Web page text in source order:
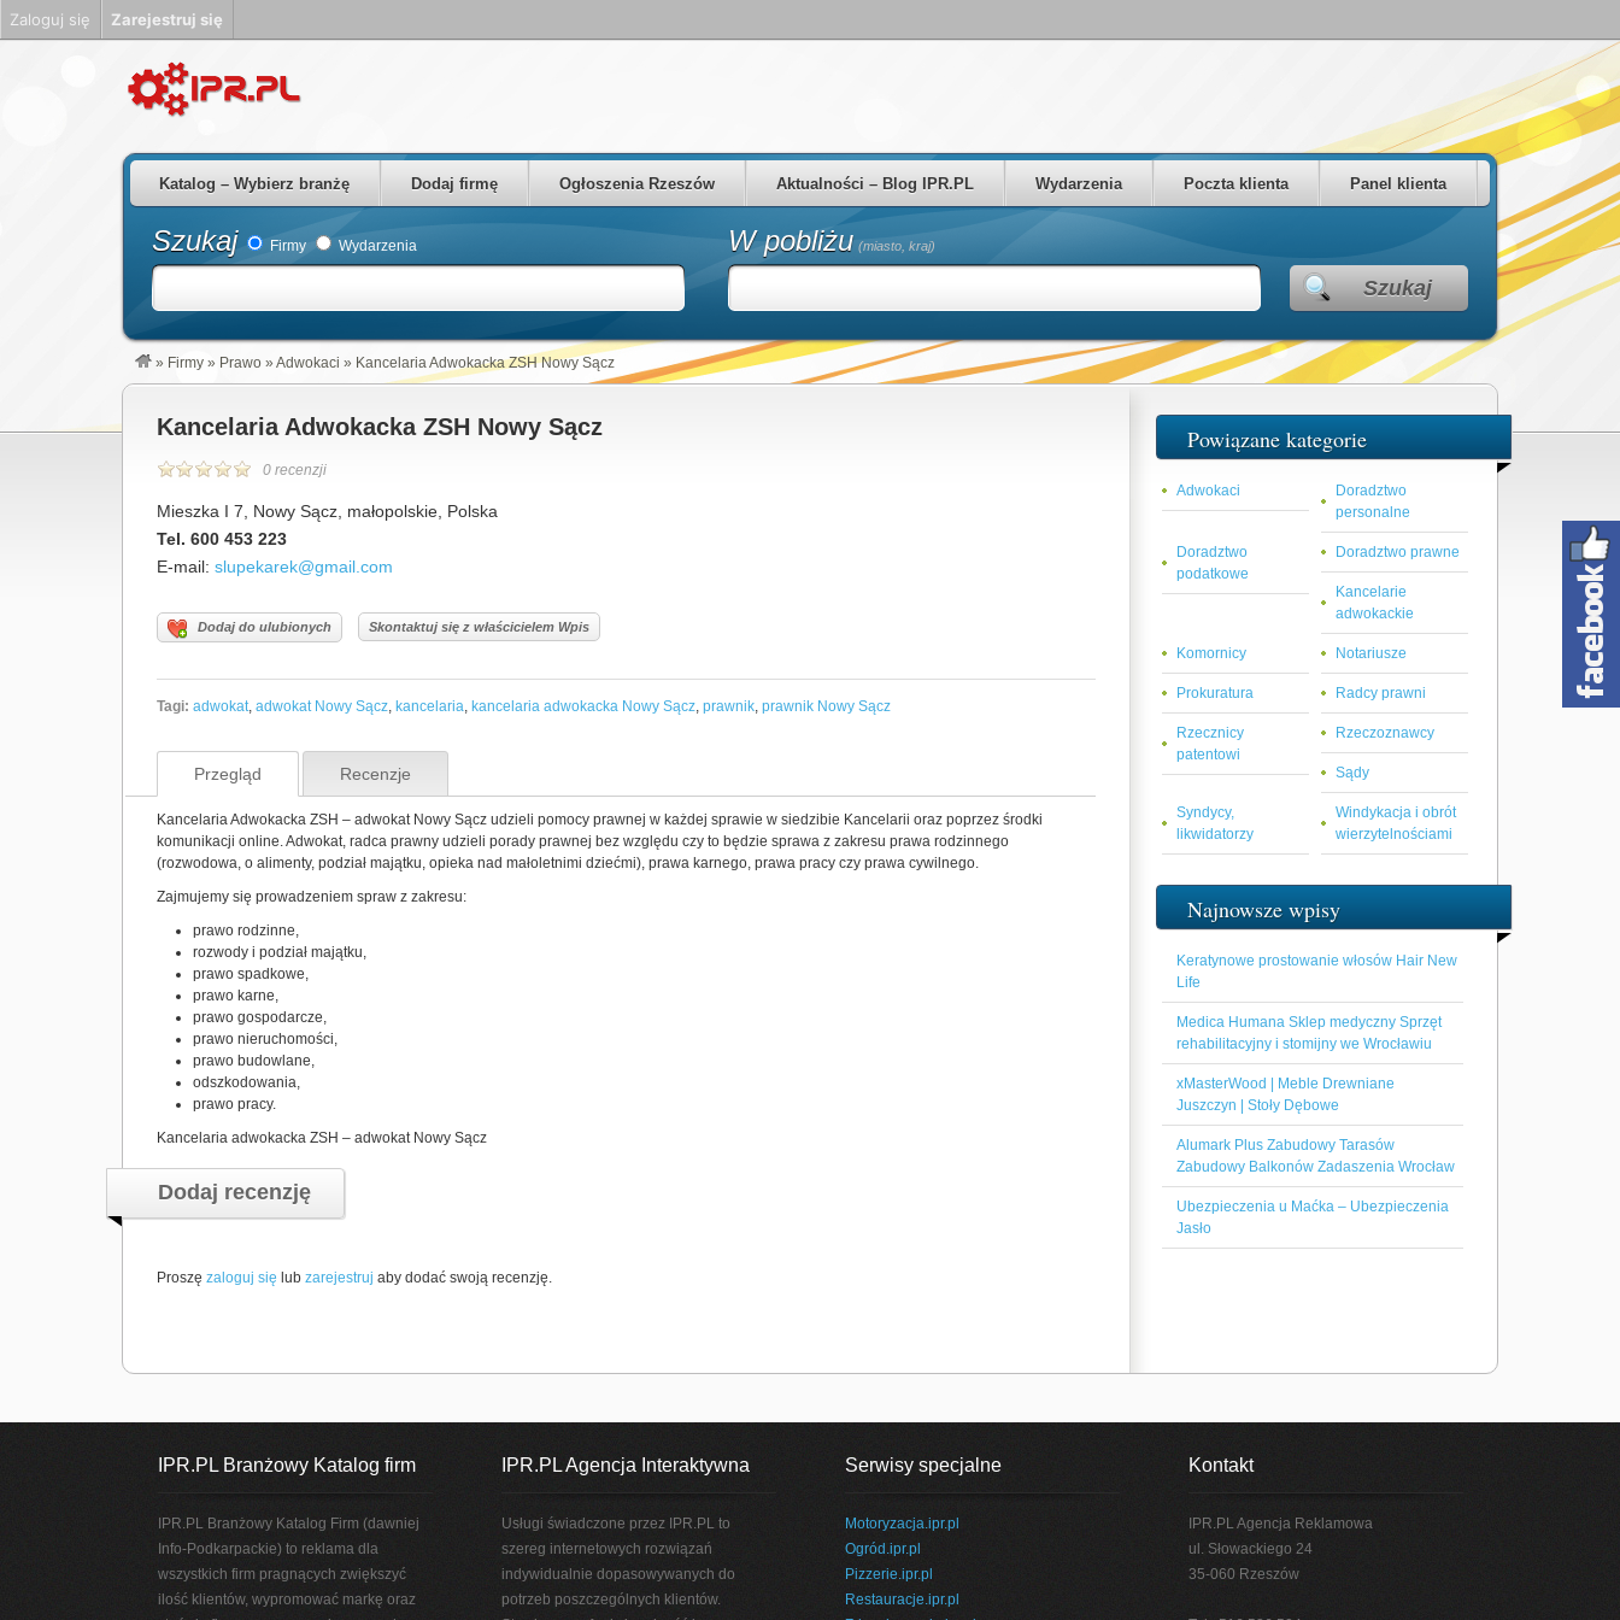
Katalog – Wybierz branżę Dodaj firmę Ogłoszenia Rzeszów Aktualności – Blog IPR.PL Wydarzenia Poczta klienta Panel klienta
Szukaj Firmy Wydarzenia W pobliżu (miasto, kraj)
Szukaj
» Firmy » Prawo » Adwokaci » Kancelaria Adwokacka ZSH Nowy Sącz
Kancelaria Adwokacka ZSH Nowy Sącz
0 recenzji
Mieszka I 7, Nowy Sącz, małopolskie, Polska
Tel. 600 453 223
E-mail: slupekarek@gmail.com
Dodaj do ulubionych Skontaktuj się z właścicielem Wpis
Tagi: adwokat, adwokat Nowy Sącz, kancelaria, kancelaria adwokacka Nowy Sącz, prawnik, prawnik Nowy Sącz
Przegląd Recenzje
Kancelaria Adwokacka ZSH – adwokat Nowy Sącz udzieli pomocy prawnej w każdej sprawie w siedzibie Kancelarii oraz poprzez środki
komunikacji online. Adwokat, radca prawny udzieli porady prawnej bez względu czy to będzie sprawa z zakresu prawa rodzinnego
(rozwodowa, o alimenty, podział majątku, opieka nad małoletnimi dziećmi), prawa karnego, prawa pracy czy prawa cywilnego.
Zajmujemy się prowadzeniem spraw z zakresu:
prawo rodzinne,
rozwody i podział majątku,
prawo spadkowe,
prawo karne,
prawo gospodarcze,
prawo nieruchomości,
prawo budowlane,
odszkodowania,
prawo pracy.
Kancelaria adwokacka ZSH – adwokat Nowy Sącz
Dodaj recenzję
Proszę zaloguj się lub zarejestruj aby dodać swoją recenzję.
Powiązane kategorie
Adwokaci
Doradztwo
personalne
Doradztwo
podatkowe
Doradztwo prawne
Kancelarie
adwokackie
Komornicy Notariusze
Prokuratura Radcy prawni
Rzecznicy
patentowi
Rzeczoznawcy
Sądy
Syndycy,
likwidatorzy
Windykacja i obrót
wierzytelnościami
Najnowsze wpisy
Keratynowe prostowanie włosów Hair New
Life
Medica Humana Sklep medyczny Sprzęt
rehabilitacyjny i stomijny we Wrocławiu
xMasterWood | Meble Drewniane
Juszczyn | Stoły Dębowe
Alumark Plus Zabudowy Tarasów
Zabudowy Balkonów Zadaszenia Wrocław
Ubezpieczenia u Maćka – Ubezpieczenia
Jasło
IPR.PL Branżowy Katalog firm
IPR.PL Branżowy Katalog Firm (dawniej
Info-Podkarpackie) to reklama dla
wszystkich firm pragnących zwiększyć
ilość klientów, wypromować markę oraz
IPR.PL Agencja Interaktywna
Usługi świadczone przez IPR.PL to
szereg internetowych rozwiązań
indywidualnie dopasowywanych do
potrzeb poszczególnych klientów.
Serwisy specjalne
Motoryzacja.ipr.pl
Ogród.ipr.pl
Pizzerie.ipr.pl
Restauracje.ipr.pl
Kontakt
IPR.PL Agencja Reklamowa
ul. Słowackiego 24
35-060 Rzeszów
Zaloguj się Zarejestruj się